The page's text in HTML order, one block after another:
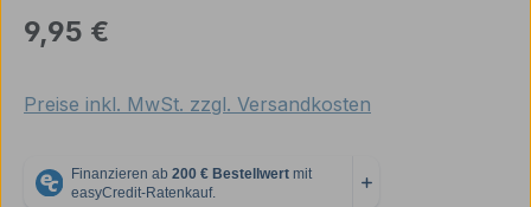
Regulärer Preis:
9,95 €
Preise inkl. MwSt. zzgl. Versandkosten